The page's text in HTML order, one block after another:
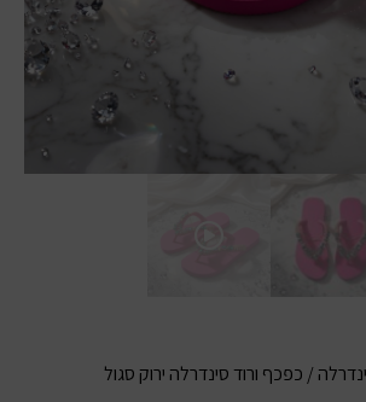
/ כפכף ורוד סינדרלה ירוק סגול